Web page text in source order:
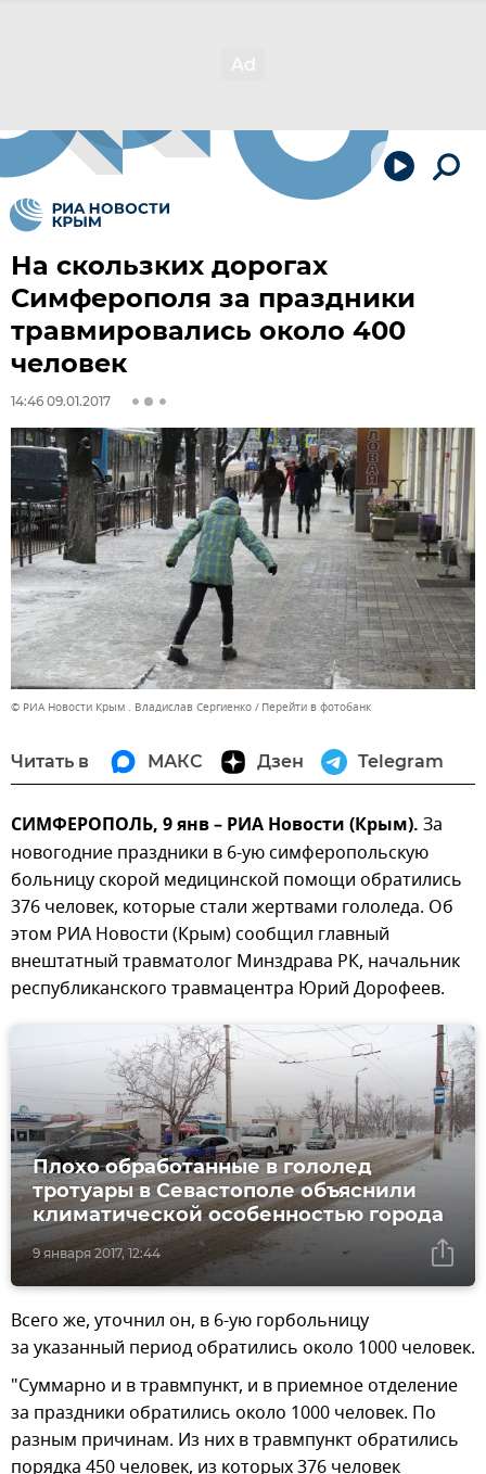
На скользких дорогах
Симферополя за праздники
травмировались около 400
человек
14:46 09.01.2017
© РИА Новости Крым . Владислав Сергиенко Перейти в фотобанк
Читать в МАКС Дзен Telegram
СИМФЕРОПОЛЬ, 9 янв – РИА Новости (Крым). За
новогодние праздники в 6-ую симферопольскую
больницу скорой медицинской помощи обратились
376 человек, которые стали жертвами гололеда. Об
этом РИА Новости (Крым) сообщил главный
внештатный травматолог Минздрава РК, начальник
республиканского травмацентра Юрий Дорофеев.
9 января 2017, 12:44
Плохо обработанные в гололед
тротуары в Севастополе объяснили
климатической особенностью города
Всего же, уточнил он, в 6-ую горбольницу
за указанный период обратились около 1000 человек.
"Суммарно и в травмпункт, и в приемное отделение
за праздники обратились около 1000 человек. По
разным причинам. Из них в травмпункт обратились
порядка 450 человек, из которых 376 человек